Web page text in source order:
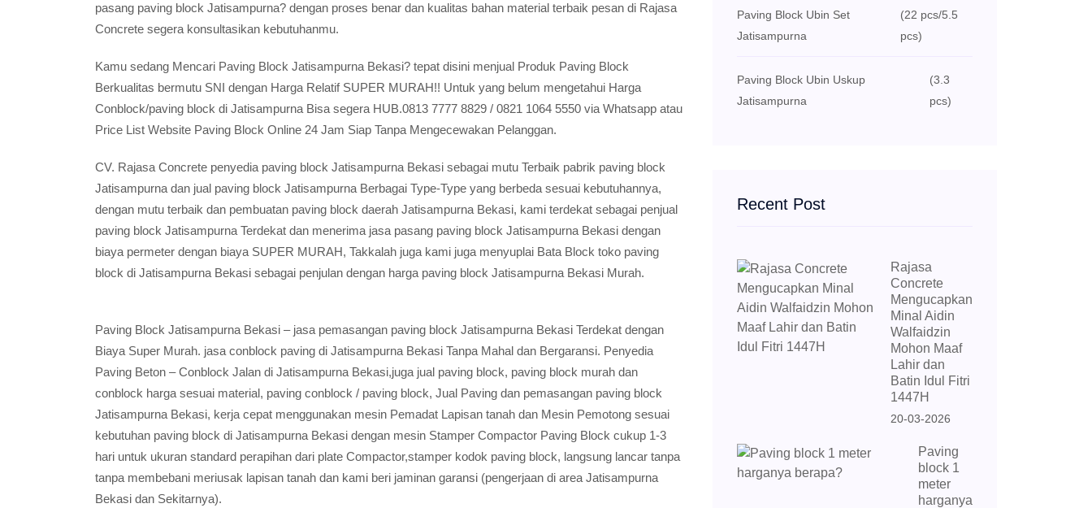
pasang paving block Jatisampurna? dengan proses benar dan kualitas bahan material terbaik pesan di Rajasa
Concrete segera konsultasikan kebutuhanmu.
Kamu sedang Mencari Paving Block Jatisampurna Bekasi? tepat disini menjual Produk Paving Block
Berkualitas bermutu SNI dengan Harga Relatif SUPER MURAH!! Untuk yang belum mengetahui Harga
Conblock/paving block di Jatisampurna Bisa segera HUB.0813 7777 8829 / 0821 1064 5550 via Whatsapp atau
Price List Website Paving Block Online 24 Jam Siap Tanpa Mengecewakan Pelanggan.
CV. Rajasa Concrete penyedia paving block Jatisampurna Bekasi sebagai mutu Terbaik pabrik paving block
Jatisampurna dan jual paving block Jatisampurna Berbagai Type-Type yang berbeda sesuai kebutuhannya,
dengan mutu terbaik dan pembuatan paving block daerah Jatisampurna Bekasi, kami terdekat sebagai penjual
paving block Jatisampurna Terdekat dan menerima jasa pasang paving block Jatisampurna Bekasi dengan
biaya permeter dengan biaya SUPER MURAH, Takkalah juga kami juga menyuplai Bata Block toko paving
block di Jatisampurna Bekasi sebagai penjulan dengan harga paving block Jatisampurna Bekasi Murah.
Paving Block Jatisampurna Bekasi – jasa pemasangan paving block Jatisampurna Bekasi Terdekat dengan
Biaya Super Murah. jasa conblock paving di Jatisampurna Bekasi Tanpa Mahal dan Bergaransi. Penyedia
Paving Beton – Conblock Jalan di Jatisampurna Bekasi,juga jual paving block, paving block murah dan
conblock harga sesuai material, paving conblock / paving block, Jual Paving dan pemasangan paving block
Jatisampurna Bekasi, kerja cepat menggunakan mesin Pemadat Lapisan tanah dan Mesin Pemotong sesuai
kebutuhan paving block di Jatisampurna Bekasi dengan mesin Stamper Compactor Paving Block cukup 1-3
hari untuk ukuran standard perapihan dari plate Compactor,stamper kodok paving block, langsung lancar tanpa
tanpa membebani meriusak lapisan tanah dan kami beri jaminan garansi (pengerjaan di area Jatisampurna
Bekasi dan Sekitarnya).
Paving Block Ubin Set
Jatisampurna
(22 pcs/5.5
pcs)
Paving Block Ubin Uskup
Jatisampurna
(3.3
pcs)
Recent Post
Rajasa
Concrete
Mengucapkan
Minal Aidin
Walfaidzin
Mohon Maaf
Lahir dan
Batin Idul Fitri
1447H
20-03-2026
Paving
block 1
meter
harganya